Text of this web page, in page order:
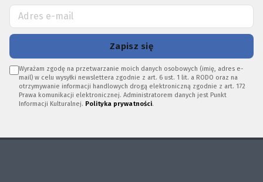
Zapisz się
Wyrażam zgodę na przetwarzanie moich danych osobowych (imię, adres e-
mail) w celu wysyłki newslettera zgodnie z art. 6 ust. 1 lit. a RODO oraz na
otrzymywanie informacji handlowych drogą elektroniczną zgodnie z art. 172
Prawa komunikacji elektronicznej. Administratorem danych jest Punkt
Informacji Kulturalnej. Polityka prywatności.